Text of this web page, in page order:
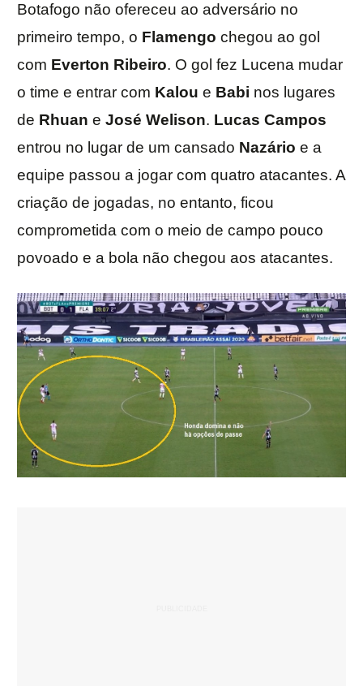
Botafogo não ofereceu ao adversário no
primeiro tempo, o Flamengo chegou ao gol
com Everton Ribeiro. O gol fez Lucena mudar
o time e entrar com Kalou e Babi nos lugares
de Rhuan e José Welison. Lucas Campos
entrou no lugar de um cansado Nazário e a
equipe passou a jogar com quatro atacantes. A
criação de jogadas, no entanto, ficou
comprometida com o meio de campo pouco
povoado e a bola não chegou aos atacantes.